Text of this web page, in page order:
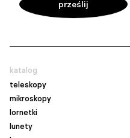
katalog
teleskopy
mikroskopy
lornetki
lunety